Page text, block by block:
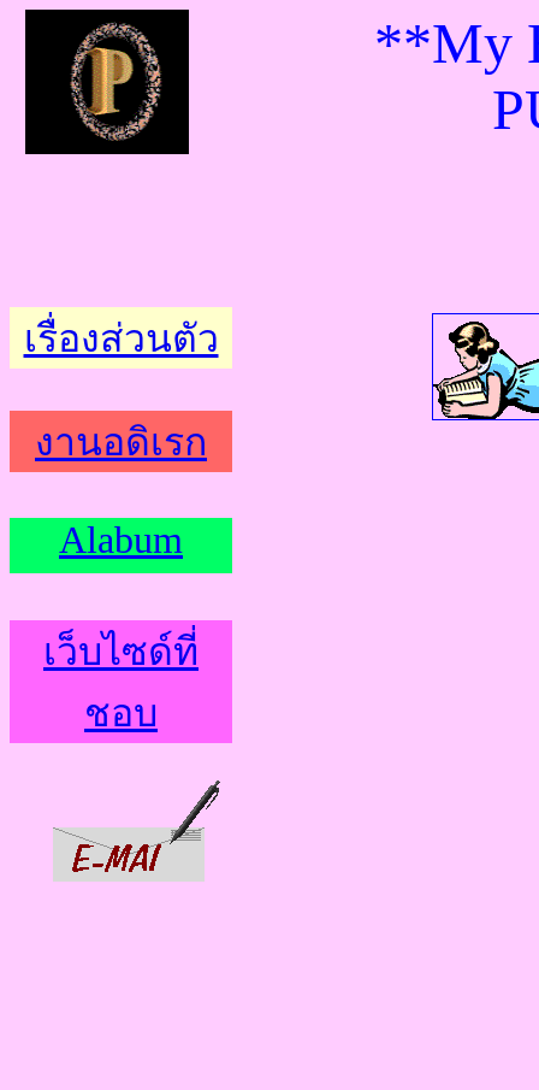
**My
เรื่องส่วนตัว
งานอดิเรก
Alabum
เว็บไซด์ที่
ชอบ